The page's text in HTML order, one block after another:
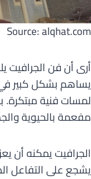
Source: alqhat.com
أرى أن فن الجرافيت
يساهم بشكل كبير
لمسات فنية مبتكرة.
مفعمة بالحيوية
الجرافيت يمكنه أن
يشجع على التفاعل